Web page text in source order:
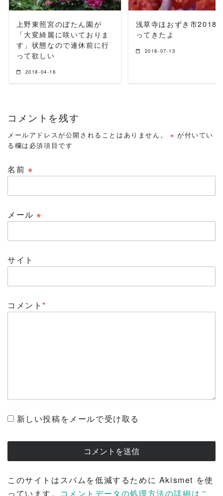
上野東照宮のぼたん園が
「大変綺麗に咲いておりま
す」状態なので連休前に行
って欲しい
2018-04-16
浅草寺ほおずき市2018
ってきたよ
2018-07-13
コメントを残す
メールアドレスが公開されることはありません。 ※ が付いてい
る欄は必須項目です
名前 ※
メール※
サイト
コメント*
新しい投稿をメールで受け取る
このサイトはスパムを低減するために Akismet を使
っています。
コメントデータの処理方法の詳細はこ